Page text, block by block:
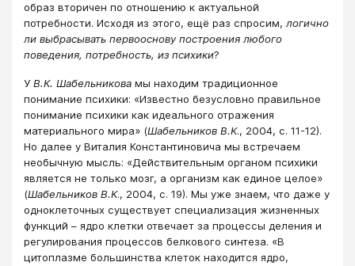
образ вторичен по отношению к актуальной
потребности. Исходя из этого, ещё раз спросим, логично
ли выбрасывать первооснову построения любого
поведения, потребность, из психики?
У В.К. Шабельникова мы находим традиционное
понимание психики: «Известно безусловно правильное
понимание психики как идеального отражения
материального мира» (Шабельников В.К., 2004, с. 11-12).
Но далее у Виталия Константиновича мы встречаем
необычную мысль: «Действительным органом психики
является не только мозг, а организм как единое целое»
(Шабельников В.К., 2004, с. 19). Мы уже знаем, что даже у
одноклеточных существует специализация жизненных
функций – ядро клетки отвечает за процессы деления и
регулирования процессов белкового синтеза. «В
цитоплазме большинства клеток находится ядро,